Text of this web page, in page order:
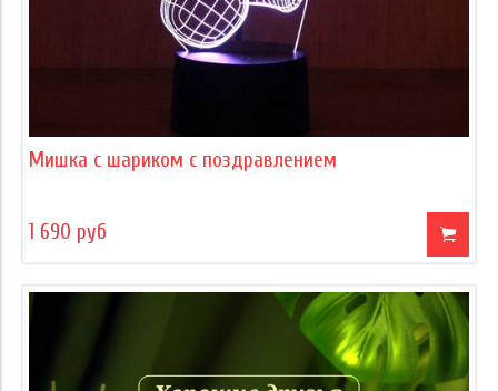
Мишка с шариком с поздравлением
1 690 руб